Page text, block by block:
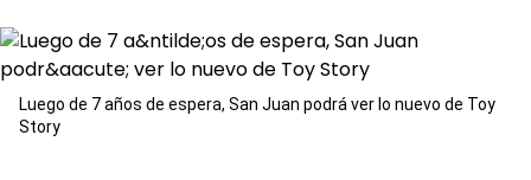
Luego de 7 años de espera, San Juan podrá ver lo nuevo de Toy
Story